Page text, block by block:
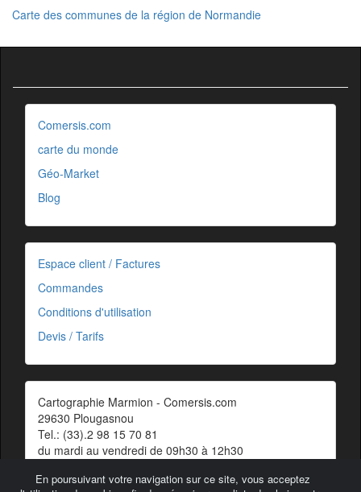
Carte des communes de la région de Normandie
En poursuivant votre navigation sur ce site, vous acceptez
Comersis.com
carte du monde
Géo-Market
Blog
Espace client / Factures
Commandes
Conditions d'utilisation
Devis / Tarifs
Cartographie Marmion - Comersis.com
29630 Plougasnou
Tel.: (33).2 98 15 70 81
du mardi au vendredi de 09h30 à 12h30